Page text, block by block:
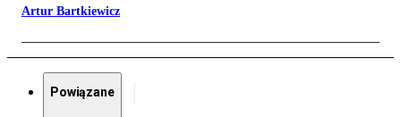
Artur Bartkiewicz
Powiązane